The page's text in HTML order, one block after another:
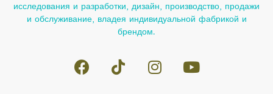
исследования и разработки, дизайн, производство, продажи
и обслуживание, владея индивидуальной фабрикой и
брендом.